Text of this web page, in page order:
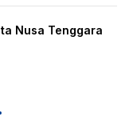
Nusa Tenggara